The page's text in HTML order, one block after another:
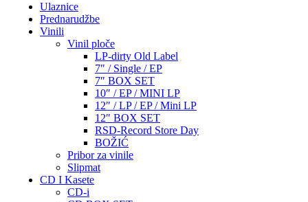
Ulaznice
Prednarudžbe
Vinili
Vinil ploče
LP-dirty Old Label
7″ / Single / EP
7″ BOX SET
10″ / EP / MINI LP
12″ / LP / EP / Mini LP
12″ BOX SET
RSD-Record Store Day
BOŽIĆ
Pribor za vinile
Slipmat
CD I Kasete
CD-i